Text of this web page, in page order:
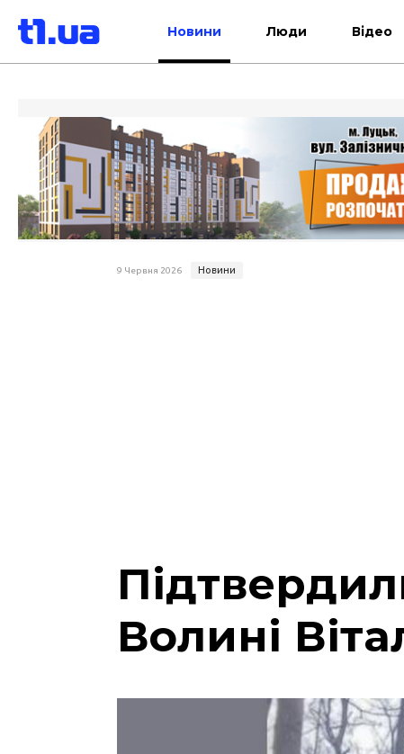
Новини Люди Відео
9 Червня 2026 Новини
Волині